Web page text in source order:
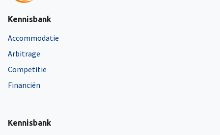
Kennisbank
Accommodatie
Arbitrage
Competitie
Financiën
Kennisbank